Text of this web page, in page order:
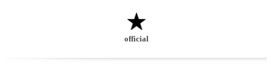
official